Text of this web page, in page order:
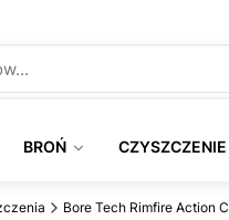
BROŃ CZYSZCZENIE
Bore Tech Rimfire Action